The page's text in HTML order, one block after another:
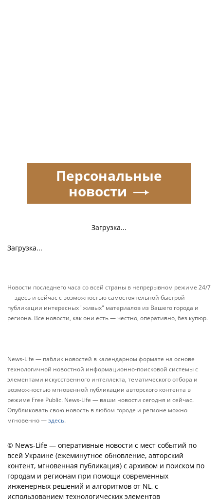
Загрузка...
Загрузка...
Персональные
новости
Новости последнего часа со всей страны в непрерывном режиме 24/7
— здесь и сейчас с возможностью самостоятельной быстрой
публикации интересных "живых" материалов из Вашего города и
региона. Все новости, как они есть — честно, оперативно, без купюр.
News-Life — паблик новостей в календарном формате на основе
технологичной новостной информационно-поисковой системы с
элементами искусственного интеллекта, тематического отбора и
возможностью мгновенной публикации авторского контента в
режиме Free Public. News-Life — ваши новости сегодня и сейчас.
Опубликовать свою новость в любом городе и регионе можно
мгновенно —здесь.
© News-Life — оперативные новости с мест событий по
всей Украине (ежеминутное обновление, авторский
контент, мгновенная публикация) с архивом и поиском по
городам и регионам при помощи современных
инженерных решений и алгоритмов от NL, с
использованием технологических элементов